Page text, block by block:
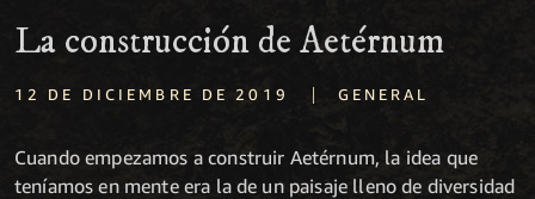
La construcción de Aetérnum
12 DE DICIEMBRE DE 2019 | GENERAL
Cuando empezamos a construir Aetérnum, la idea que
teníamos en mente era la de un paisaje lleno de diversidad